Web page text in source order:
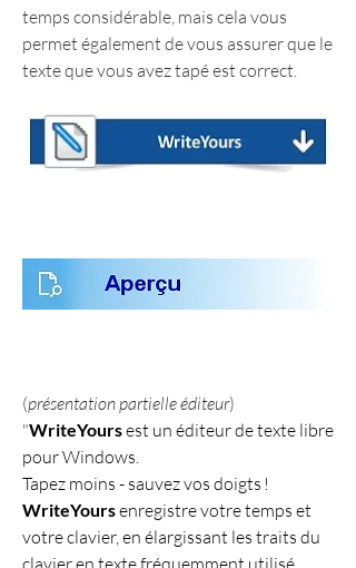
temps considérable, mais cela vous
permet également de vous assurer que le
texte que vous avez tapé est correct.
(présentation partielle éditeur)
"WriteYours est un éditeur de texte libre
pour Windows.
Tapez moins - sauvez vos doigts !
WriteYours enregistre votre temps et
votre clavier, en élargissant les traits du